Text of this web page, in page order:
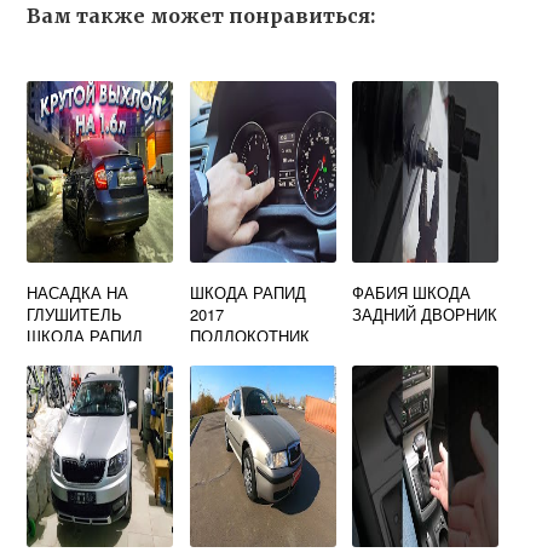
Вам также может понравиться:
НАСАДКА НА
ГЛУШИТЕЛЬ
ШКОДА РАПИД
ШКОДА РАПИД
2017
ПОДЛОКОТНИК
ФАБИЯ ШКОДА
ЗАДНИЙ ДВОРНИК